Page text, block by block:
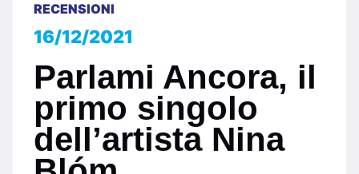
RECENSIONI
16/12/2021
Parlami Ancora, il
primo singolo
dell’artista Nina